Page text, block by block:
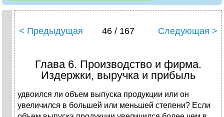
< Предыдущая 46 / 167 Следующая >
Глава 6. Производство и фирма.
Издержки, выручка и прибыль
удвоился ли объем выпуска продукции или он
увеличился в большей или меньшей степени? Если